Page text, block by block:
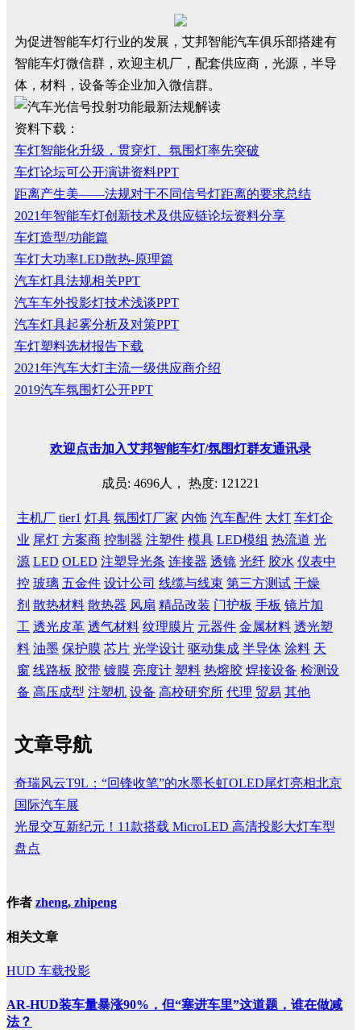
为促进智能车灯行业的发展，艾邦智能汽车俱乐部搭建有
智能车灯微信群，欢迎主机厂，配套供应商，光源，半导
体，材料，设备等企业加入微信群。
资料下载：
车灯智能化升级，贯穿灯、氛围灯率先突破
车灯论坛可公开演讲资料PPT
距离产生美——法规对于不同信号灯距离的要求总结
2021年智能车灯创新技术及供应链论坛资料分享
车灯造型/功能篇
车灯大功率LED散热-原理篇
汽车灯具法规相关PPT
汽车车外投影灯技术浅谈PPT
汽车灯具起雾分析及对策PPT
车灯塑料选材报告下载
2021年汽车大灯主流一级供应商介绍
2019汽车氛围灯公开PPT
欢迎点击加入艾邦智能车灯/氛围灯群友通讯录
成员: 4696人， 热度: 121221
主机厂 tier1 灯具 氛围灯厂家 内饰 汽车配件 大灯 车灯企
业 尾灯 方案商 控制器 注塑件 模具 LED模组 热流道 光
源 LED OLED 注塑导光条 连接器 透镜 光纤 胶水 仪表中
控 玻璃 五金件 设计公司 线缆与线束 第三方测试 干燥
剂 散热材料 散热器 风扇 精品改装 门护板 手板 镜片加
工 透光皮革 透气材料 纹理膜片 元器件 金属材料 透光塑
料 油墨 保护膜 芯片 光学设计 驱动集成 半导体 涂料 天
窗 线路板 胶带 镀膜 亮度计 塑料 热熔胶 焊接设备 检测设
备 高压成型 注塑机 设备 高校研究所 代理 贸易 其他
文章导航
奇瑞风云T9L：“回锋收笔”的水墨长虹OLED尾灯亮相北京
国际汽车展
光显交互新纪元！11款搭载 MicroLED 高清投影大灯车型
盘点
作者 zheng, zhipeng
相关文章
HUD 车载投影
AR-HUD装车量暴涨90%，但“塞进车里”这道题，谁在做减
法？